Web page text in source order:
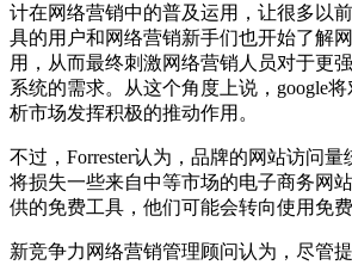
计在网络营销中的普及运用，让很多以
具的用户和网络营销新手们也开始了解
用，从而最终刺激网络营销人员对于更
系统的需求。从这个角度上说，google
析市场发挥积极的推动作用。
不过，Forrester认为，品牌的网站访问
将损失一些来自中等市场的电子商务网
供的免费工具，他们可能会转向使用免
新竞争力网络营销管理顾问认为，尽管